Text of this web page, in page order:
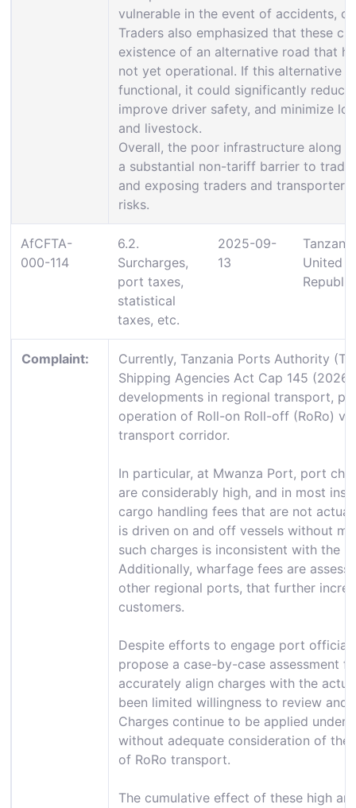
vulnerable in the event of accidents,
Traders also emphasized that these
existence of an alternative road that
not yet operational. If this alternative
functional, it could significantly
improve driver safety, and minimize
and livestock.
Overall, the poor infrastructure along
a substantial non-tariff barrier to
and exposing traders and
risks.
AfCFTA-
000-114
6.2.
Surcharges,
port taxes,
statistical
taxes, etc.
2025-09-
13
United
Complaint:
Currently, Tanzania Ports Authority
Shipping Agencies Act Cap 145
developments in regional transport,
operation of Roll-on Roll-off (RoRo)
transport corridor.
In particular, at Mwanza Port, port
are considerably high, and in most
cargo handling fees that are not
is driven on and off vessels without
such charges is inconsistent with the
Additionally, wharfage fees are
other regional ports, that further
customers.
Despite efforts to engage port
propose a case-by-case assessment
accurately align charges with the
been limited willingness to review and
Charges continue to be applied
without adequate consideration of the
of RoRo transport.
The cumulative effect of these high